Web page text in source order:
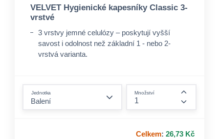
VELVET Hygienické kapesníky Classic 3-
vrstvé
3 vrstvy jemné celulózy – poskytují vyšší
savost i odolnost než základní 1 - nebo 2-
vrstvá varianta.
pokožce.
Vysoká savost – absorbují tekutiny efektivně,
Jednotka Množství
Celkem: 26,73 Kč